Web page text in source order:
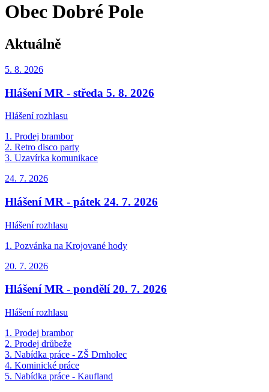
Obec Dobré Pole
Aktuálně
5. 8. 2026
Hlášení MR - středa 5. 8. 2026
Hlášení rozhlasu
1. Prodej brambor
2. Retro disco party
3. Uzavírka komunikace
24. 7. 2026
Hlášení MR - pátek 24. 7. 2026
Hlášení rozhlasu
1. Pozvánka na Krojované hody
20. 7. 2026
Hlášení MR - pondělí 20. 7. 2026
Hlášení rozhlasu
1. Prodej brambor
2. Prodej drůbeže
3. Nabídka práce - ZŠ Drnholec
4. Kominické práce
5. Nabídka práce - Kaufland